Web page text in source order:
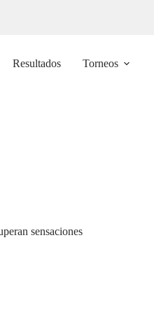
Resultados Torneos